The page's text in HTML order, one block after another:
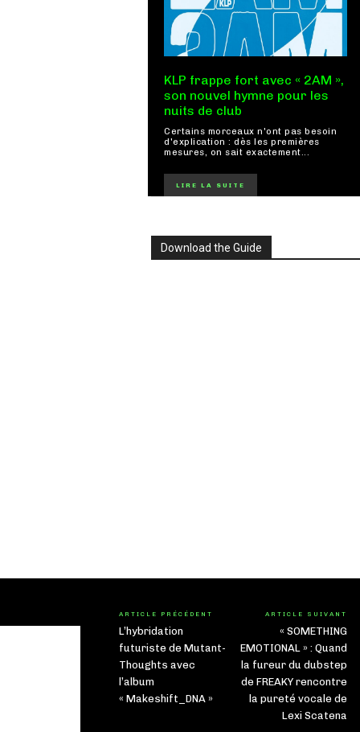
KLP frappe fort avec « 2AM »,
son nouvel hymne pour les
nuits de club
Certains morceaux n'ont pas besoin
d'explication : dès les premières
mesures, on sait exactement...
LIRE LA SUITE
Download the Guide
ARTICLE PRÉCÉDENT
L’hybridation
futuriste de Mutant-
Thoughts avec
l’album
« Makeshift_DNA »
ARTICLE SUIVANT
« SOMETHING
EMOTIONAL » : Quand
la fureur du dubstep
de FREAKY rencontre
la pureté vocale de
Lexi Scatena